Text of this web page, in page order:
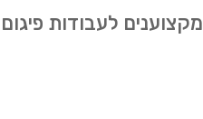
לעבודות